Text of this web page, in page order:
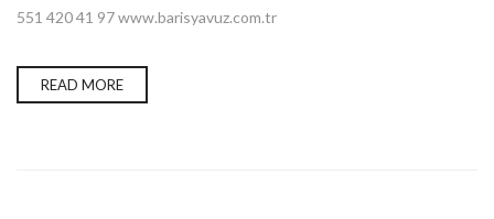
551 420 41 97 www.barisyavuz.com.tr
READ MORE